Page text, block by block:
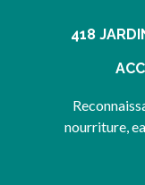
418
nourriture,